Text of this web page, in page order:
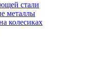
стали
металлы
колесиках